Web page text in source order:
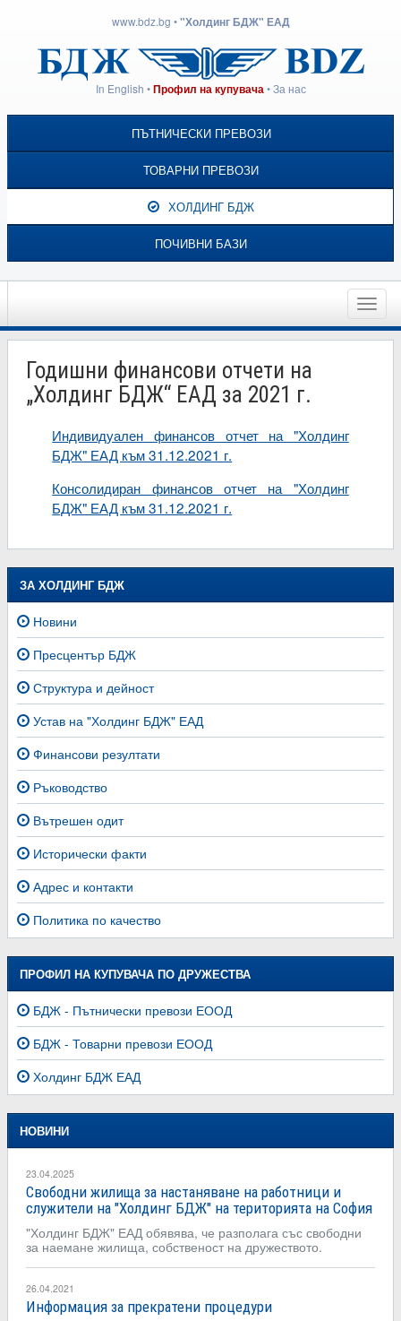
www.bdz.bg •"Холдинг БДЖ" ЕАД
In English •Профил на купувача •За нас
ПЪТНИЧЕСКИ ПРЕВОЗИ
ТОВАРНИ ПРЕВОЗИ
ХОЛДИНГ БДЖ
ПОЧИВНИ БАЗИ
Toggle
Годишни финансови отчети на
„Холдинг БДЖ“ ЕАД за 2021 г.
Индивидуален финансов отчет на "Холдинг
БДЖ" ЕАД към 31.12.2021 г.
Консолидиран финансов отчет на "Холдинг
БДЖ" ЕАД към 31.12.2021 г.
ЗА ХОЛДИНГ БДЖ
Новини
Пресцентър БДЖ
Структура и дейност
Устав на "Холдинг БДЖ" ЕАД
Финансови резултати
Ръководство
Вътрешен одит
Исторически факти
Адрес и контакти
Политика по качество
ПРОФИЛ НА КУПУВАЧА ПО ДРУЖЕСТВА
БДЖ - Пътнически превози ЕООД
БДЖ - Товарни превози ЕООД
Холдинг БДЖ ЕАД
НОВИНИ
23.04.2025
Свободни жилища за настаняване на работници и
служители на "Холдинг БДЖ" на територията на София
"Холдинг БДЖ" ЕАД обявява, че разполага със свободни
за наемане жилища, собственост на дружеството.
26.04.2021
Информация за прекратени процедури